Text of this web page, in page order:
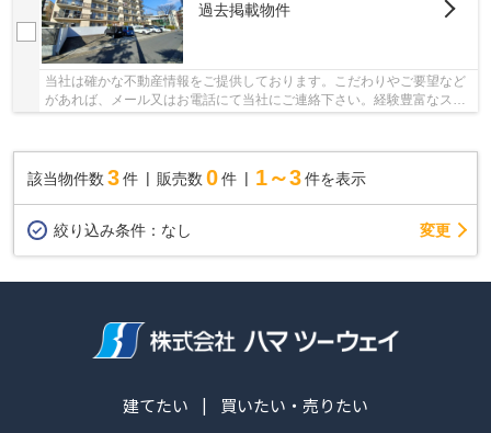
過去掲載物件
当社は確かな不動産情報をご提供しております。こだわりやご要望など
があれば、メール又はお電話にて当社にご連絡下さい。経験豊富なスタ
該当物件数 3件 販売数 0 件 1～3 件を表示
絞り込み条件： なし 変更
建てたい
買いたい・売りたい